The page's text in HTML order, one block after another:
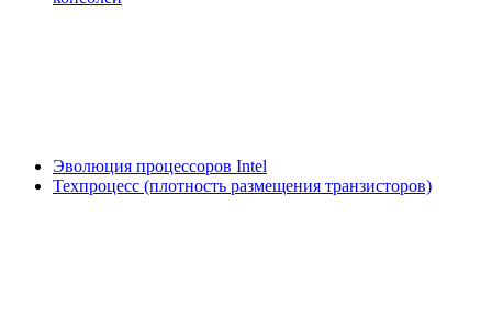
Эволюция процессоров Intel
Техпроцесс (плотность размещения транзисторов)